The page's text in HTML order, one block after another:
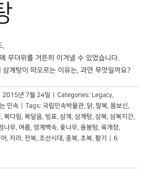
,
무더위를 거뜬히 이겨낼 수 있었습니다.
삼계탕이 떠오르는 이유는, 과연 무엇일까요?
2015년 7월 24일 Categories: Legacy,
민속 Tags: 국립민속박물관, 닭, 말복, 몸보신,
, 복다림, 복달음, 빙표, 삼계 , 삼계탕, 삼복, 삼복지간,
나무, 여름, 영계백숙, 옻나무, 용봉탕, 육개장,
, 자라, 전복, 조선시대 , 중복, 초복, 황기
6